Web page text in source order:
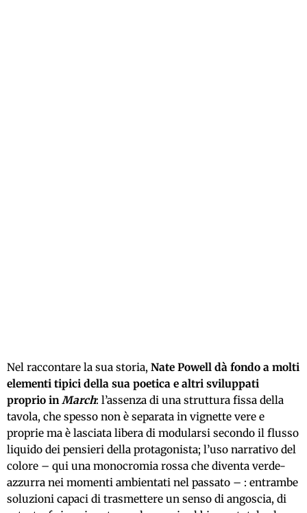
Nel raccontare la sua storia, Nate Powell dà fondo a molti
elementi tipici della sua poetica e altri sviluppati
proprio inMarch: l’assenza di una struttura fissa della
tavola, che spesso non è separata in vignette vere e
proprie ma è lasciata libera di modularsi secondo il flusso
liquido dei pensieri della protagonista; l’uso narrativo del
colore – qui una monocromia rossa che diventa verde-
azzurra nei momenti ambientati nel passato – : entrambe
soluzioni capaci di trasmettere un senso di angoscia, di